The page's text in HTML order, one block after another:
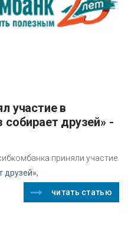
собирает друзей» -
приняли участие
друзей»,
читать статью